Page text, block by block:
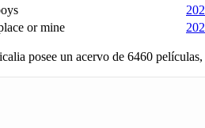
or mine
posee un acervo de 6460